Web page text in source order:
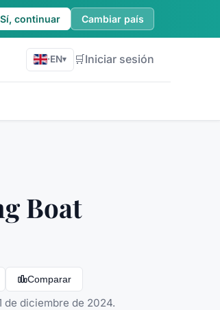
Sí, continuar Cambiar país
·EN▾ 🛒Iniciar sesión
Boat
Comparar
de diciembre de 2024.